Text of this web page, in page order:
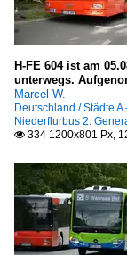
H-FE 604 ist am
unterwegs.
Marcel W.
Deutschland / Städte A
Niederflurbus 2.
 334 1200x801 Px,